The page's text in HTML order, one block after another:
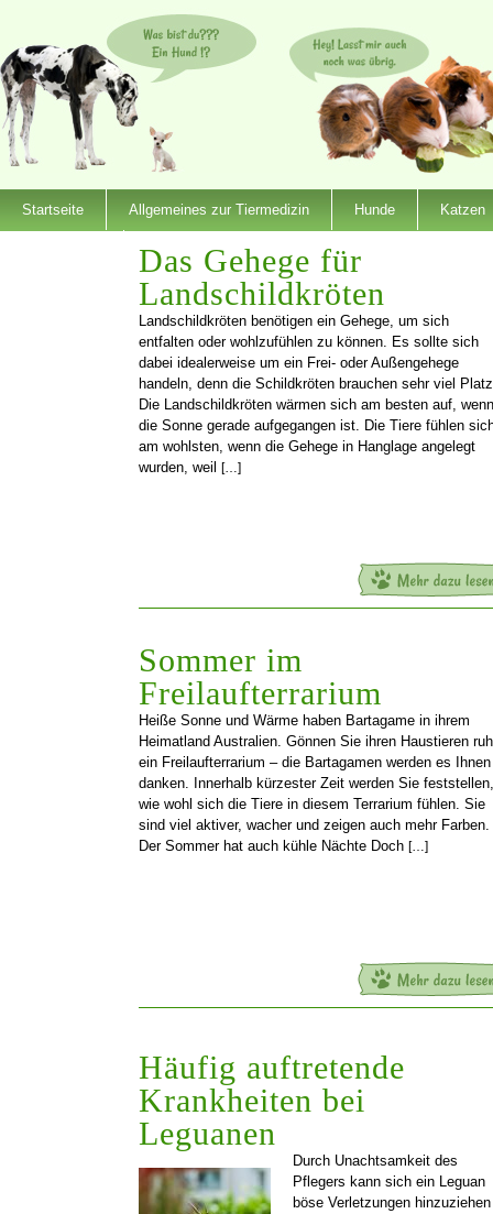
Startseite Allgemeines zur Tiermedizin Hunde Katzen
Das Gehege für
Landschildkröten
Landschildkröten benötigen ein Gehege, um sich
entfalten oder wohlzufühlen zu können. Es sollte sich
dabei idealerweise um ein Frei- oder Außengehege
handeln, denn die Schildkröten brauchen sehr viel
Die Landschildkröten wärmen sich am besten auf, wenn
die Sonne gerade aufgegangen ist. Die Tiere fühlen
am wohlsten, wenn die Gehege in Hanglage angelegt
wurden, weil […]
Sommer im
Freilaufterrarium
Heiße Sonne und Wärme haben Bartagame in ihrem
Heimatland Australien. Gönnen Sie ihren Haustieren
ein Freilaufterrarium – die Bartagamen werden es Ihnen
danken. Innerhalb kürzester Zeit werden Sie feststellen,
wie wohl sich die Tiere in diesem Terrarium fühlen. Sie
sind viel aktiver, wacher und zeigen auch mehr Farben.
Der Sommer hat auch kühle Nächte Doch […]
Häufig auftretende
Krankheiten bei
Leguanen
Durch Unachtsamkeit des
Pflegers kann sich ein Leguan
böse Verletzungen hinzuziehen